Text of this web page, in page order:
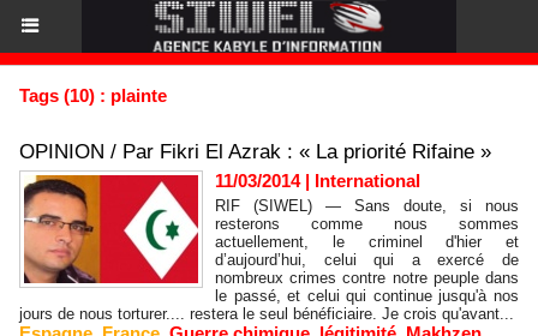
Tags (10) : plainte
OPINION / Par Fikri El Azrak : « La priorité Rifaine »
11/03/2014| International
RIF (SIWEL) — Sans doute, si nous
resterons comme nous sommes
actuellement, le criminel d'hier et
d’aujourd’hui, celui qui a exercé de
nombreux crimes contre notre peuple dans
le passé, et celui qui continue jusqu'à nos
jours de nous torturer.... restera le seul bénéficiaire. Je crois qu'avant...